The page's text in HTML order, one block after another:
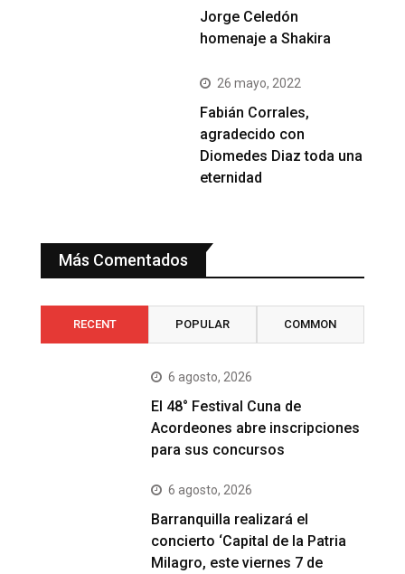
Jorge Celedón
homenaje a Shakira
26 mayo, 2022
Fabián Corrales,
agradecido con
Diomedes Diaz toda una
eternidad
Más Comentados
RECENT POPULAR COMMON
6 agosto, 2026
El 48° Festival Cuna de
Acordeones abre inscripciones
para sus concursos
6 agosto, 2026
Barranquilla realizará el
concierto ‘Capital de la Patria
Milagro, este viernes 7 de